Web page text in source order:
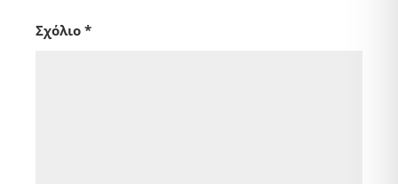
Σχόλιο *